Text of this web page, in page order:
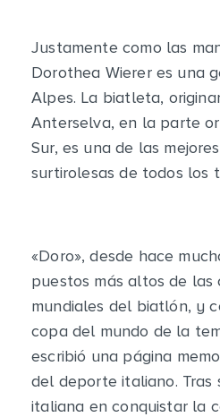
Justamente como las
Dorothea Wierer es una
Alpes. La biatleta,
Anterselva, en la parte
Sur, es una de las
surtirolesas de todos los
«Doro», desde hace
puestos más altos de las
mundiales del biatlón, y
copa del mundo de la
escribió una página
del deporte italiano.
italiana en conquistar la